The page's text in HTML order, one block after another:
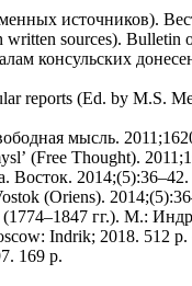
источников).
sources). Bulletin
консульских
reports (Ed. by M.S.
мысль.
(Free Thought).
Восток. 2014;(5):36–42.
(Oriens).
гг.). М.:
Indrik; 2018. 512 p.
169 p.